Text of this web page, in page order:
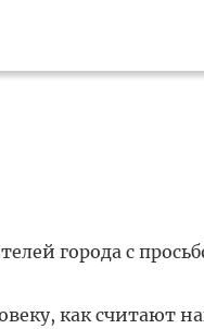
города с
как считают